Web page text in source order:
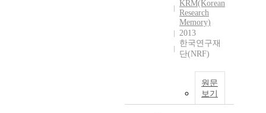
KRM(Korean
Research
Memory)
2013
한국연구재
단(NRF)
원문
보기